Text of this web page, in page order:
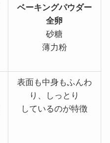
ベーキングパウダー
全卵
砂糖
薄力粉
表面も中身もふんわ
り、しっとり
しているのが特徴